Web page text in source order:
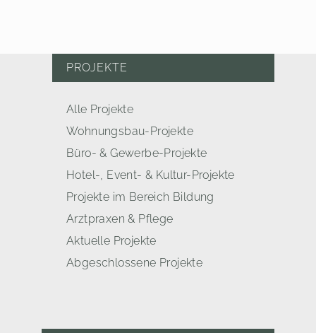
PROJEKTE
Alle Projekte
Wohnungsbau-Projekte
Büro- & Gewerbe-Projekte
Hotel-, Event- & Kultur-Projekte
Projekte im Bereich Bildung
Arztpraxen & Pflege
Aktuelle Projekte
Abgeschlossene Projekte